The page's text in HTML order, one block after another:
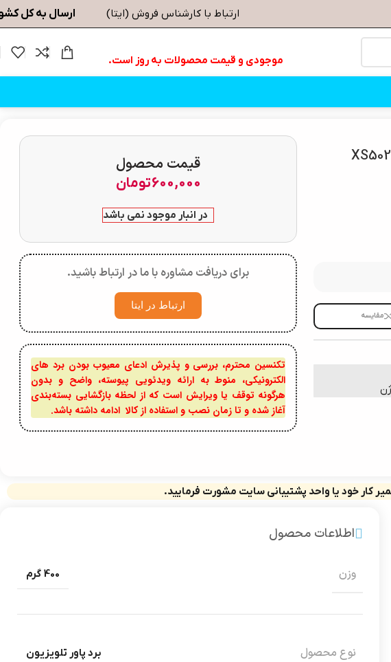
ارتباط با کارشناس فروش (ایتا) ارسال به کل
موجودی و قیمت محصولات به روز است.
مقایسه
قیمت محصول
600,000تومان
در انبار موجود نمی باشد
برای دریافت مشاوره با ما در ارتباط باشید.
ارتباط در ایتا
تکنسین محترم، بررسی و پذیرش ادعای معیوب بودن برد های
الکترونیکی، منوط به ارائه ویدئویی پیوسته، واضح و بدون
هرگونه توقف یا ویرایش است که از لحظه بازگشایی بسته‌بندی
آغاز شده و تا زمان نصب و استفاده از کالا ادامه داشته باشد.
خود یا واحد پشتیبانی سایت مشورت فرمایید.
اطلاعات محصول
وزن 400 گرم
نوع محصول برد پاور تلویزیون